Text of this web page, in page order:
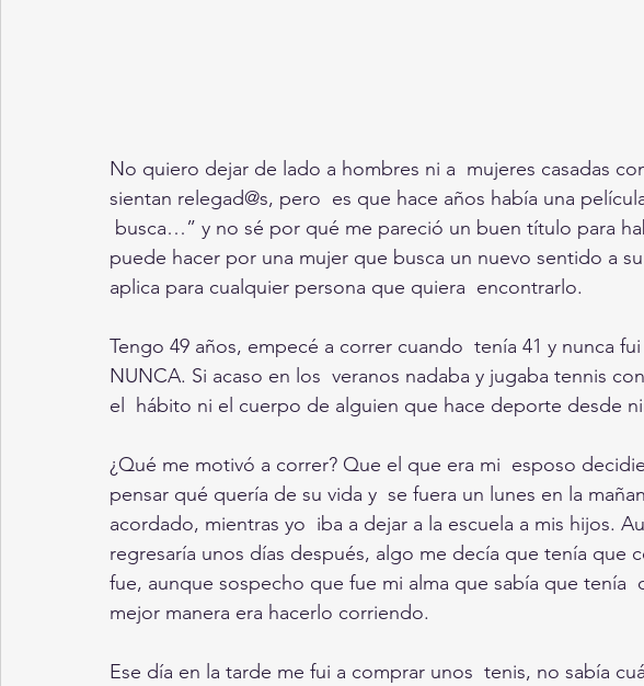
No quiero dejar de lado a hombres ni a  mujeres casadas
sientan relegad@s, pero  es que hace años había una
busca…” y no sé por qué me pareció un buen título para
puede hacer por una mujer que busca un nuevo sentido a
aplica para cualquier persona que quiera  encontrarlo.
Tengo 49 años, empecé a correr cuando  tenía 41 y nunca
NUNCA. Si acaso en los  veranos nadaba y jugaba tennis
el  hábito ni el cuerpo de alguien que hace deporte desde
¿Qué me motivó a correr? Que el que era mi  esposo
pensar qué quería de su vida y  se fuera un lunes en la
acordado, mientras yo  iba a dejar a la escuela a mis hijos.
regresaría unos días después, algo me decía que tenía que
fue, aunque sospecho que fue mi alma que sabía que tenía
mejor manera era hacerlo corriendo.
Ese día en la tarde me fui a comprar unos  tenis, no sabía